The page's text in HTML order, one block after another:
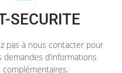
SECURITE
pas à nous contacter pour
d’informations
complémentaires.